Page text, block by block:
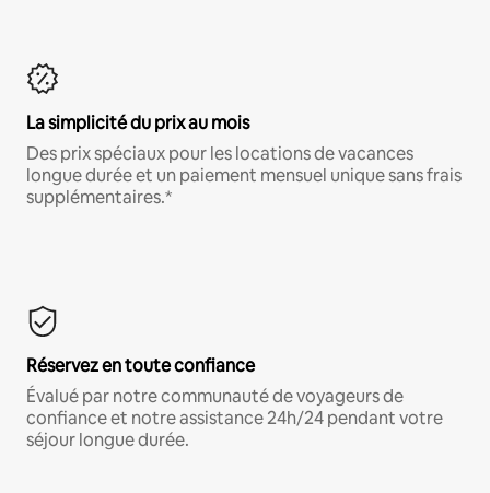
La simplicité du prix au mois
Des prix spéciaux pour les locations de vacances
longue durée et un paiement mensuel unique sans frais
supplémentaires.*
Réservez en toute confiance
Évalué par notre communauté de voyageurs de
confiance et notre assistance 24h/24 pendant votre
séjour longue durée.